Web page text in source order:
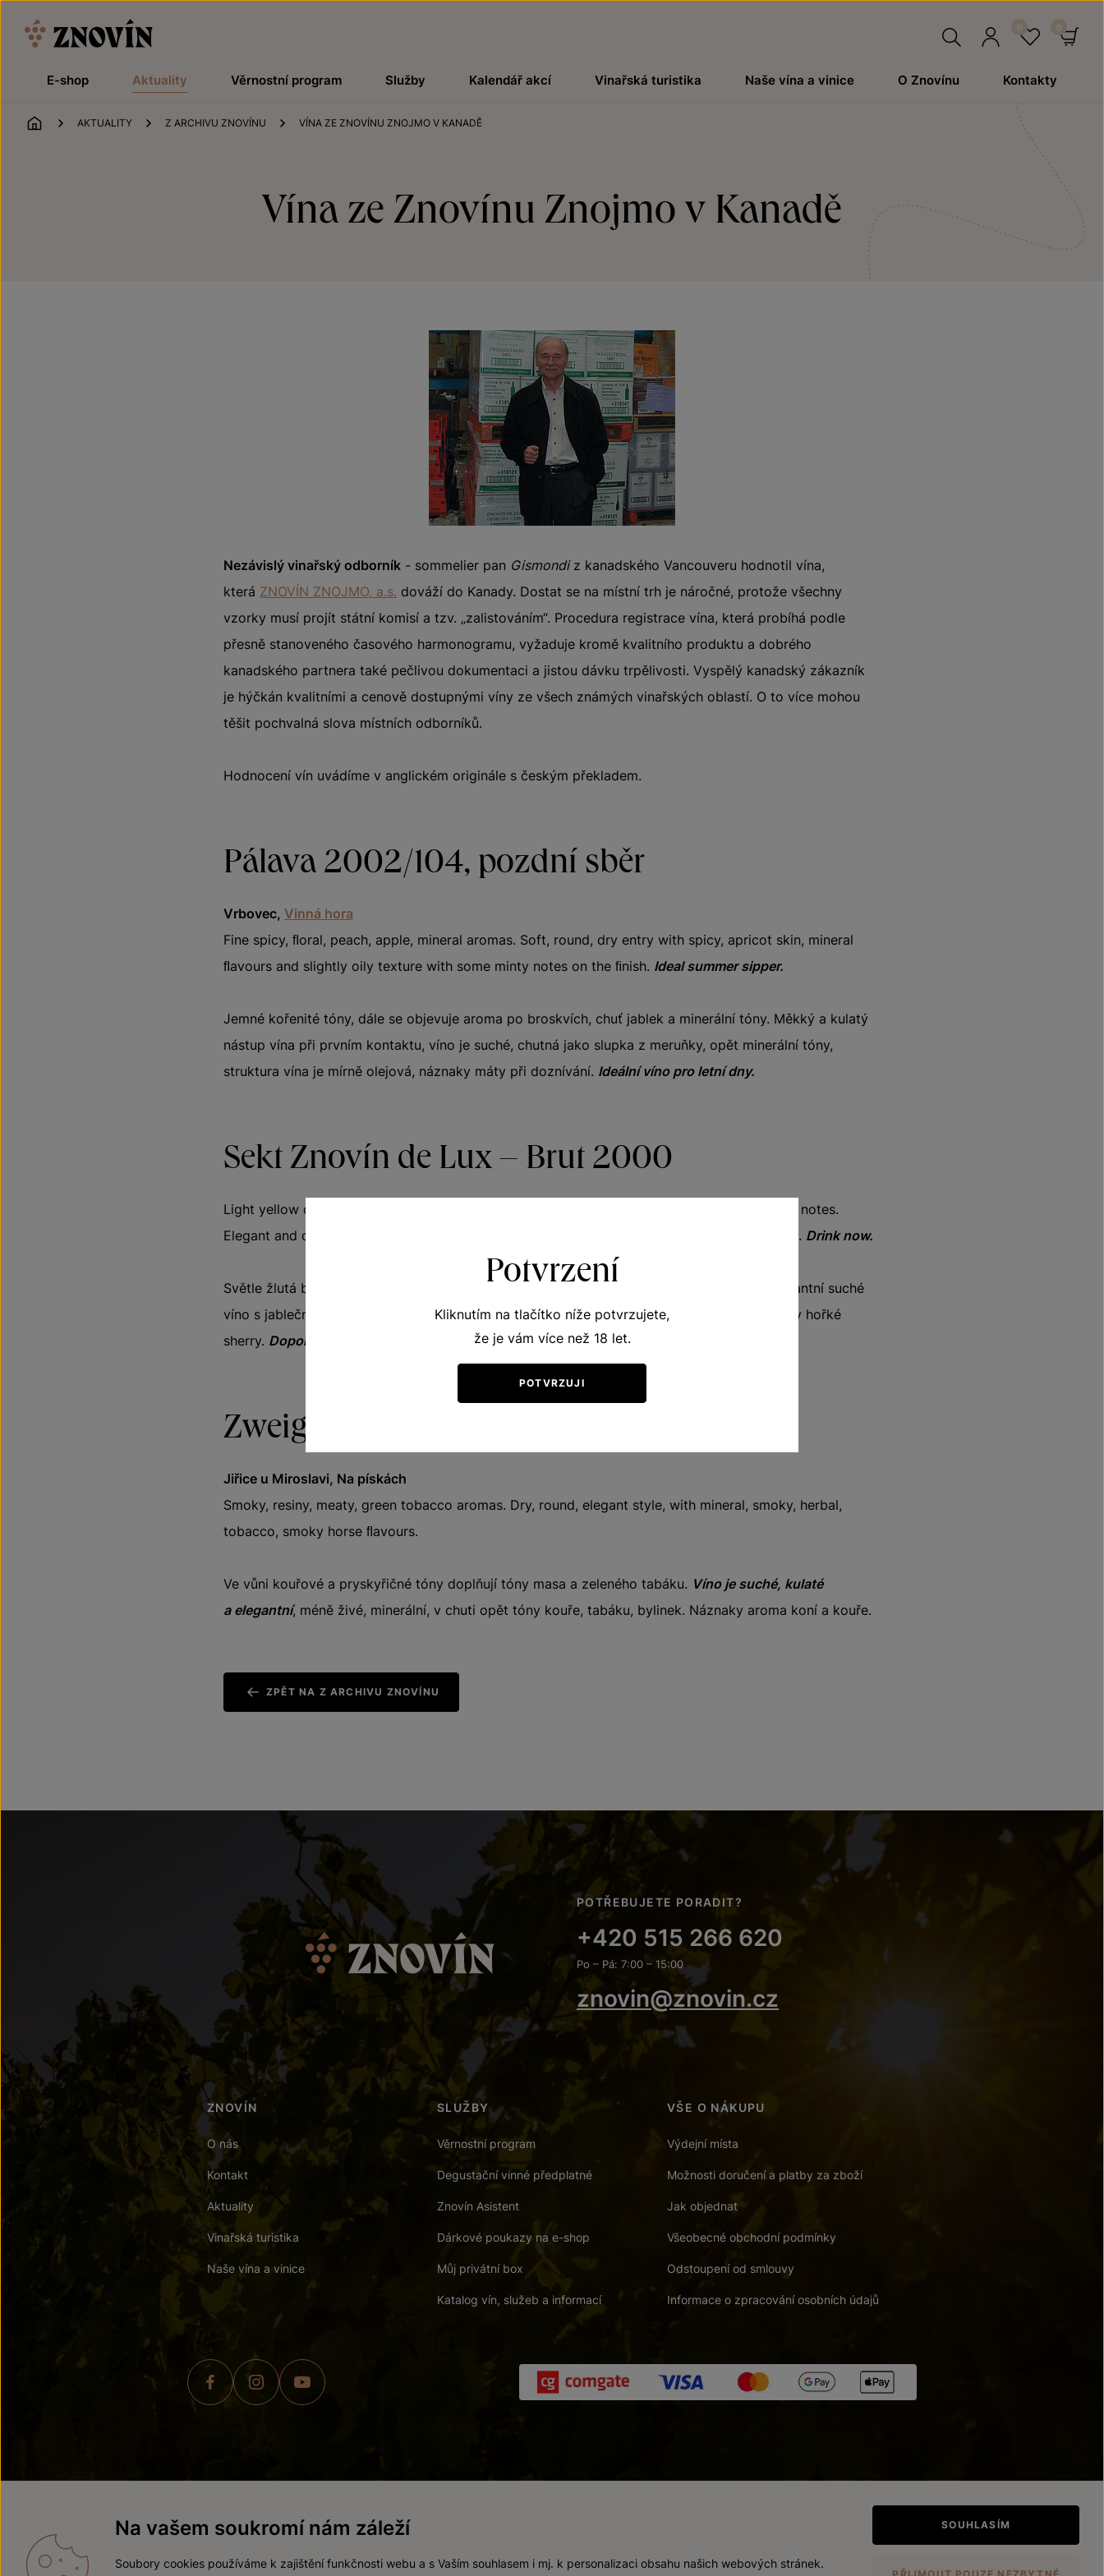
E-shop Aktuality Věrnostní program Služby Kalendář akcí Vinařská turistika Naše vína a vinice O Znovínu Kontakty
ÚVOD
AKTUALITY Z ARCHIVU ZNOVÍNU VÍNA ZE ZNOVÍNU ZNOJMO V KANADĚ
Vína ze Znovínu Znojmo v Kanadě
Nezávislý vinařský odborník - sommelier pan Gismondiz kanadského Vancouveru hodnotil vína,
která ZNOVÍN ZNOJMO, a.s. dováží do Kanady. Dostat se na místní trh je náročné, protože všechny
vzorky musí projít státní komisí a tzv. „zalistováním“. Procedura registrace vína, která probíhá podle
přesně stanoveného časového harmonogramu, vyžaduje kromě kvalitního produktu a dobrého
kanadského partnera také pečlivou dokumentaci a jistou dávku trpělivosti. Vyspělý kanadský zákazník
je hýčkán kvalitními a cenově dostupnými víny ze všech známých vinařských oblastí. O to více mohou
těšit pochvalná slova místních odborníků.
Hodnocení vín uvádíme v anglickém originále s českým překladem.
Pálava 2002/104, pozdní sběr
Vrbovec, Vinná hora
Fine spicy, ﬂoral, peach, apple, mineral aromas. Soft, round, dry entry with spicy, apricot skin, mineral
ﬂavours and slightly oily texture with some minty notes on the ﬁnish. Ideal summer sipper.
Jemné kořenité tóny, dále se objevuje aroma po broskvích, chuť jablek a minerální tóny. Měkký a kulatý
nástup vína při prvním kontaktu, víno je suché, chutná jako slupka z meruňky, opět minerální tóny,
struktura vína je mírně olejová, náznaky máty při doznívání. Ideální víno pro letní dny.
Sekt Znovín de Lux – Brut 2000
Light yellow colour, with raisiny-honey aromas mixed with strong bruised apples and earthy notes.
Elegant and crisp on entry with bruised apple, peach, mineral ﬂowers and bitter, sherry ﬁnish. Drink now.
Světle žlutá barva, rozinkovo-medové aroma s tóny „potlučených“ jablek, zemité tóny. Elegantní suché
víno s jablečnými, broskvovými a menerálně-květinovými tóny. Při doznívání se objevují tóny hořké
sherry. Doporučujeme k okamžité spotřebě.
Zweigeltrebe 2002/108
Jiřice u Miroslavi, Na pískách
Smoky, resiny, meaty, green tobacco aromas. Dry, round, elegant style, with mineral, smoky, herbal,
tobacco, smoky horse ﬂavours.
Ve vůni kouřové a pryskyřičné tóny doplňují tóny masa a zeleného tabáku. Víno je suché, kulaté
a elegantní, méně živé, minerální, v chuti opět tóny kouře, tabáku, bylinek. Náznaky aroma koní a kouře.
ZPĚT NA Z ARCHIVU ZNOVÍNU
POTŘEBUJETE PORADIT?
+420 515 266 620
Po – Pá: 7:00 – 15:00
znovin@znovin.cz
ZNOVÍN
O nás
Kontakt
Aktuality
Vinařská turistika
Naše vína a vinice
SLUŽBY
Věrnostní program
Degustační vinné předplatné
Znovín Asistent
Dárkové poukazy na e-shop
Můj privátní box
Katalog vín, služeb a informací
VŠE O NÁKUPU
Výdejní místa
Možnosti doručení a platby za zboží
Jak objednat
Všeobecné obchodní podmínky
Odstoupení od smlouvy
Informace o zpracování osobních údajů
Zákaz prodeje alkoholických nápojů osobám mladším 18 let.
Vytvořil webProgress
Potvrzení
Kliknutím na tlačítko níže potvrzujete,
že je vám více než 18 let.
POTVRZUJI
Na vašem soukromí nám záleží
Soubory cookies používáme k zajištění funkčnosti webu a s Vaším souhlasem i mj. k personalizaci obsahu našich webových stránek.
SOUHLASÍM